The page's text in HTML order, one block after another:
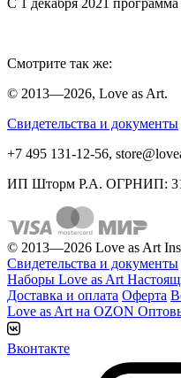
С 1 декабря 2021
Смотрите так же:
© 2013—2026, Love as Art.
Свидетельства и документы
+7 495 131-12-56,
ИП Шторм Р.А. ОГРНИП:
© 2013—2026 Love as Art
Свидетельства и документы
Наборы Love as Art
Доставка и оплата Оферта
Love as Art на OZON
Вконтакте